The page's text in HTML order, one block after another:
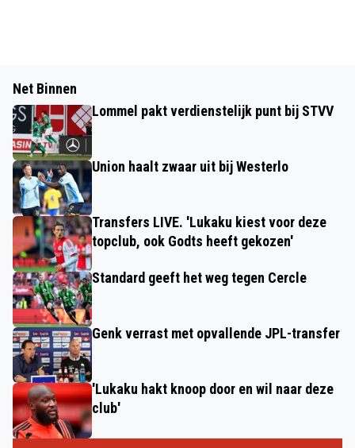
Net Binnen
Lommel pakt verdienstelijk punt bij STVV
Union haalt zwaar uit bij Westerlo
Transfers LIVE. 'Lukaku kiest voor deze
topclub, ook Godts heeft gekozen'
Standard geeft het weg tegen Cercle
Genk verrast met opvallende JPL-transfer
'Lukaku hakt knoop door en wil naar deze
club'